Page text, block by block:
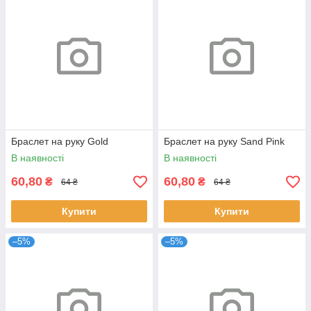
Браслет на руку Gold
В наявності
60,80 ₴ 64 ₴
Купити
Браслет на руку Sand Pink
В наявності
60,80 ₴ 64 ₴
Купити
–5% –5%